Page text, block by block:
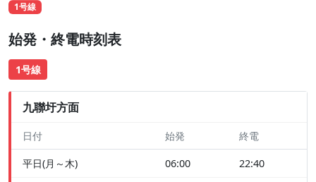
1号線
始発・終電時刻表
1号線
九聯圩方面
日付 始発 終電
平日(月～木) 06:00 22:40